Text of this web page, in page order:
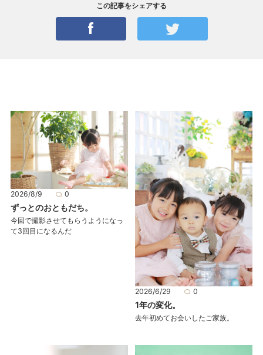
この記事をシェアする
2026/8/9 0
ずっとのおともだち。
今回で撮影させてもらうようになっ
て3回目になるんだ
2026/6/29 0
1年の変化。
去年初めてお会いしたご家族。